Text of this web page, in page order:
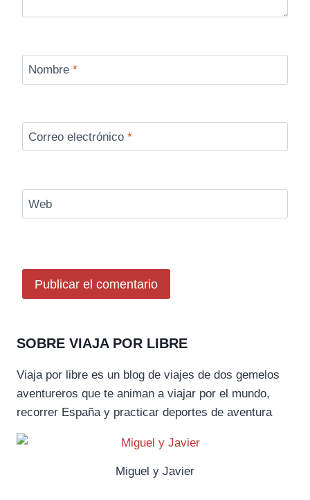
Nombre *
Correo electrónico *
Web
SOBRE VIAJA POR LIBRE
Viaja por libre es un blog de viajes de dos gemelos
aventureros que te animan a viajar por el mundo,
recorrer España y practicar deportes de aventura
Miguel y Javier